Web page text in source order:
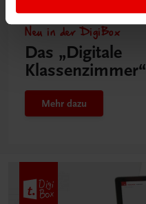
Neu in der DigiBox
Das „Digitale
Klassenzimmer“
Mehr dazu